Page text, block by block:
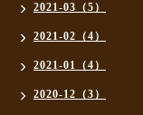
2021-03（5）
2021-02（4）
2021-01（4）
2020-12（3）